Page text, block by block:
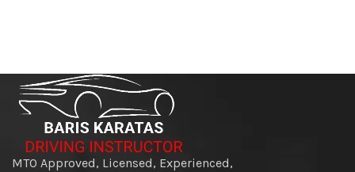
MTO Approved, Licensed, Experienced,